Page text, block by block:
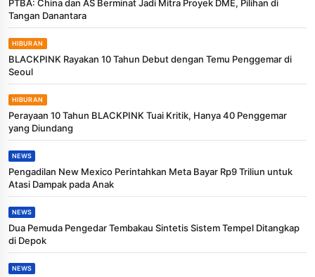
PTBA: China dan AS Berminat Jadi Mitra Proyek DME, Pilihan di
Tangan Danantara
HIBURAN
BLACKPINK Rayakan 10 Tahun Debut dengan Temu Penggemar di
Seoul
HIBURAN
Perayaan 10 Tahun BLACKPINK Tuai Kritik, Hanya 40 Penggemar
yang Diundang
NEWS
Pengadilan New Mexico Perintahkan Meta Bayar Rp9 Triliun untuk
Atasi Dampak pada Anak
NEWS
Dua Pemuda Pengedar Tembakau Sintetis Sistem Tempel Ditangkap
di Depok
NEWS